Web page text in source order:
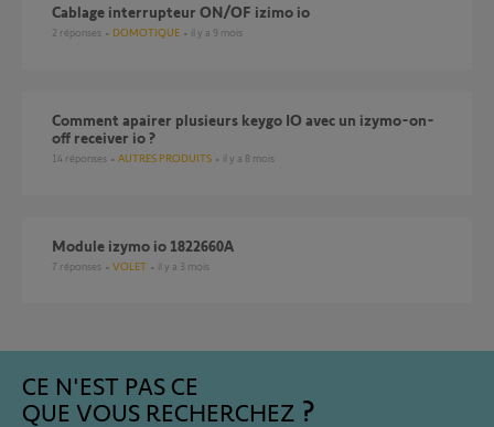
cablage interrupteur ON/OF izimo io
2 réponses DOMOTIQUE il y a 9 mois
Comment apairer plusieurs keygo IO avec un izymo-on-
off receiver io ?
14 réponses AUTRES PRODUITS il y a 8 mois
Module izymo io 1822660A
7 réponses VOLET il y a 3 mois
CE N'EST PAS CE
QUE VOUS RECHERCHEZ